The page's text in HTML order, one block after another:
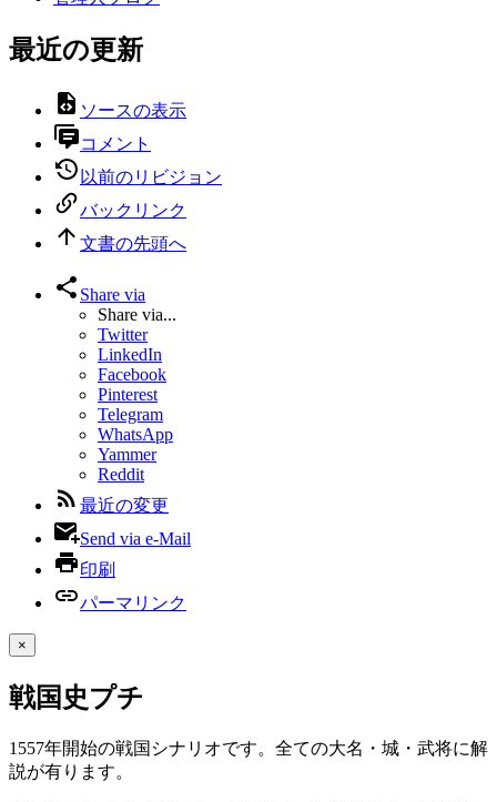
最近の更新
ソースの表示
コメント
以前のリビジョン
バックリンク
文書の先頭へ
Share via
Share via...
Twitter
LinkedIn
Facebook
Pinterest
Telegram
WhatsApp
Yammer
Reddit
最近の変更
Send via e-Mail
印刷
パーマリンク
×
戦国史プチ
1557年開始の戦国シナリオです。全ての大名・城・武将に解
説が有ります。